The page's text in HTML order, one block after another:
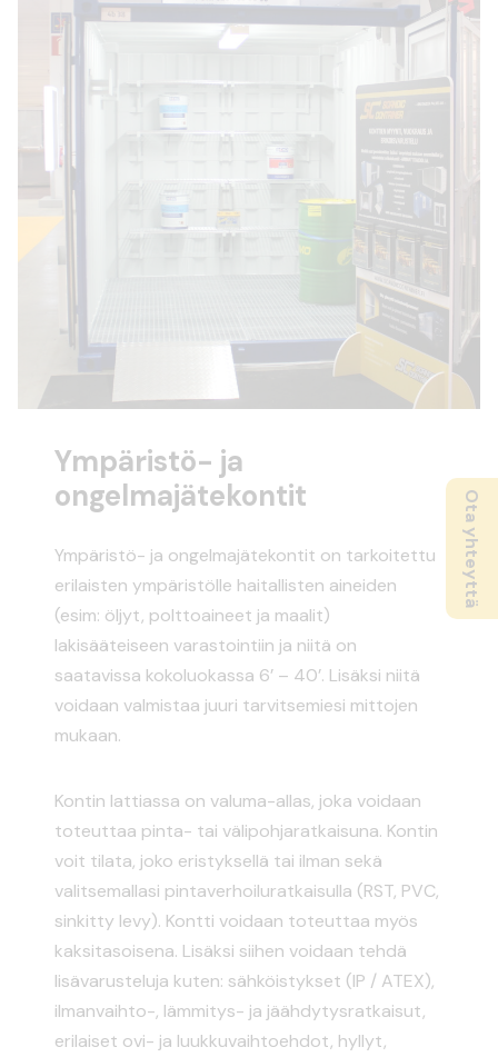
Ympäristö- ja
ongelmajätekontit
Ympäristö- ja ongelmajätekontit on tarkoitettu
erilaisten ympäristölle haitallisten aineiden
(esim: öljyt, polttoaineet ja maalit)
lakisääteiseen varastointiin ja niitä on
saatavissa kokoluokassa 6’ – 40’. Lisäksi niitä
voidaan valmistaa juuri tarvitsemiesi mittojen
mukaan.
Kontin lattiassa on valuma-allas, joka voidaan
toteuttaa pinta- tai välipohjaratkaisuna. Kontin
voit tilata, joko eristyksellä tai ilman sekä
valitsemallasi pintaverhoiluratkaisulla (RST, PVC,
sinkitty levy). Kontti voidaan toteuttaa myös
kaksitasoisena. Lisäksi siihen voidaan tehdä
lisävarusteluja kuten: sähköistykset (IP / ATEX),
ilmanvaihto-, lämmitys- ja jäähdytysratkaisut,
erilaiset ovi- ja luukkuvaihtoehdot, hyllyt,
Ota yhteyttä